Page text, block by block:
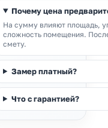
Почему цена
На сумму влияют площадь,
сложность помещения.
смету.
Замер платный?
Что с гарантией?